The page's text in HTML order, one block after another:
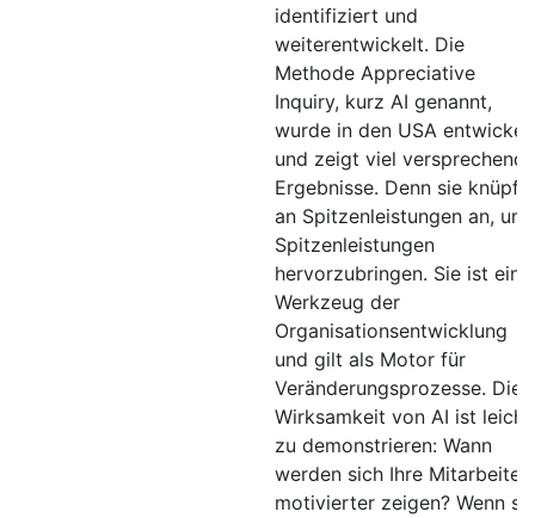
identifiziert und
weiterentwickelt. Die
Methode Appreciative
Inquiry, kurz AI genannt,
wurde in den USA entwickelt
und zeigt viel versprechende
Ergebnisse. Denn sie knüpft
an Spitzenleistungen an, um
Spitzenleistungen
hervorzubringen. Sie ist ein
Werkzeug der
Organisationsentwicklung
und gilt als Motor für
Veränderungsprozesse. Die
Wirksamkeit von AI ist leicht
zu demonstrieren: Wann
werden sich Ihre Mitarbeiter
motivierter zeigen? Wenn sie